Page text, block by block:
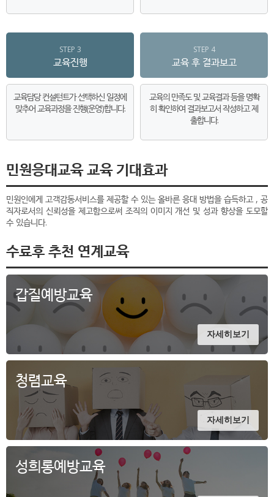
STEP 3
교육진행
교육담당 컨설턴트가 선택하신 일정에
맞추어 교육과정을 진행(운영)합니다.
STEP 4
교육 후 결과보고
교육의 만족도 및 교육결과 등을 명확
히 확인하여 결과보고서 작성하고 제
출합니다.
민원응대교육 교육 기대효과
민원인에게 고객감동서비스를 제공할 수 있는 올바른 응대 방법을 습득하고 , 공
직자로서의 신뢰성을 제고함으로써 조직의 이미지 개선 및 성과 향상을 도모할
수 있습니다.
수료후 추천 연계교육
갑질예방교육
자세히보기
청렴교육
자세히보기
성희롱예방교육